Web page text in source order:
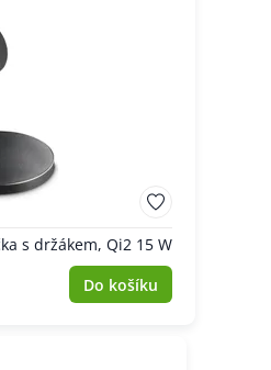
s držákem, Qi2 15 W
Do košíku